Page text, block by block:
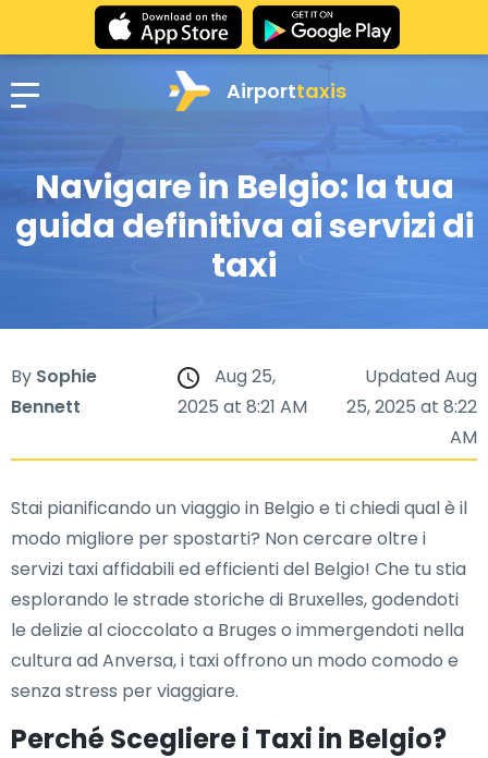
Airporttaxis
Navigare in Belgio: la tua
guida definitiva ai servizi di
taxi
By Sophie
Bennett
Aug 25,
2025 at 8:21 AM
Updated Aug
25, 2025 at 8:22
AM
Stai pianificando un viaggio in Belgio e ti chiedi qual è il
modo migliore per spostarti? Non cercare oltre i
servizi taxi affidabili ed efficienti del Belgio! Che tu stia
esplorando le strade storiche di Bruxelles, godendoti
le delizie al cioccolato a Bruges o immergendoti nella
cultura ad Anversa, i taxi offrono un modo comodo e
senza stress per viaggiare.
Perché Scegliere i Taxi in Belgio?